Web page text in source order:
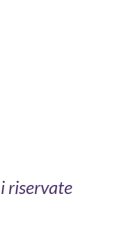
riservate